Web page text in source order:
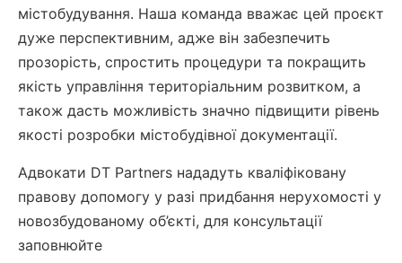
містобудування. Наша команда вважає цей проєкт
дуже перспективним, адже він забезпечить
прозорість, спростить процедури та покращить
якість управління територіальним розвитком, а
також дасть можливість значно підвищити рівень
якості розробки містобудівної документації.
Адвокати DT Partners нададуть кваліфіковану
правову допомогу у разі придбання нерухомості у
новозбудованому об’єкті, для консультації
заповнюйте